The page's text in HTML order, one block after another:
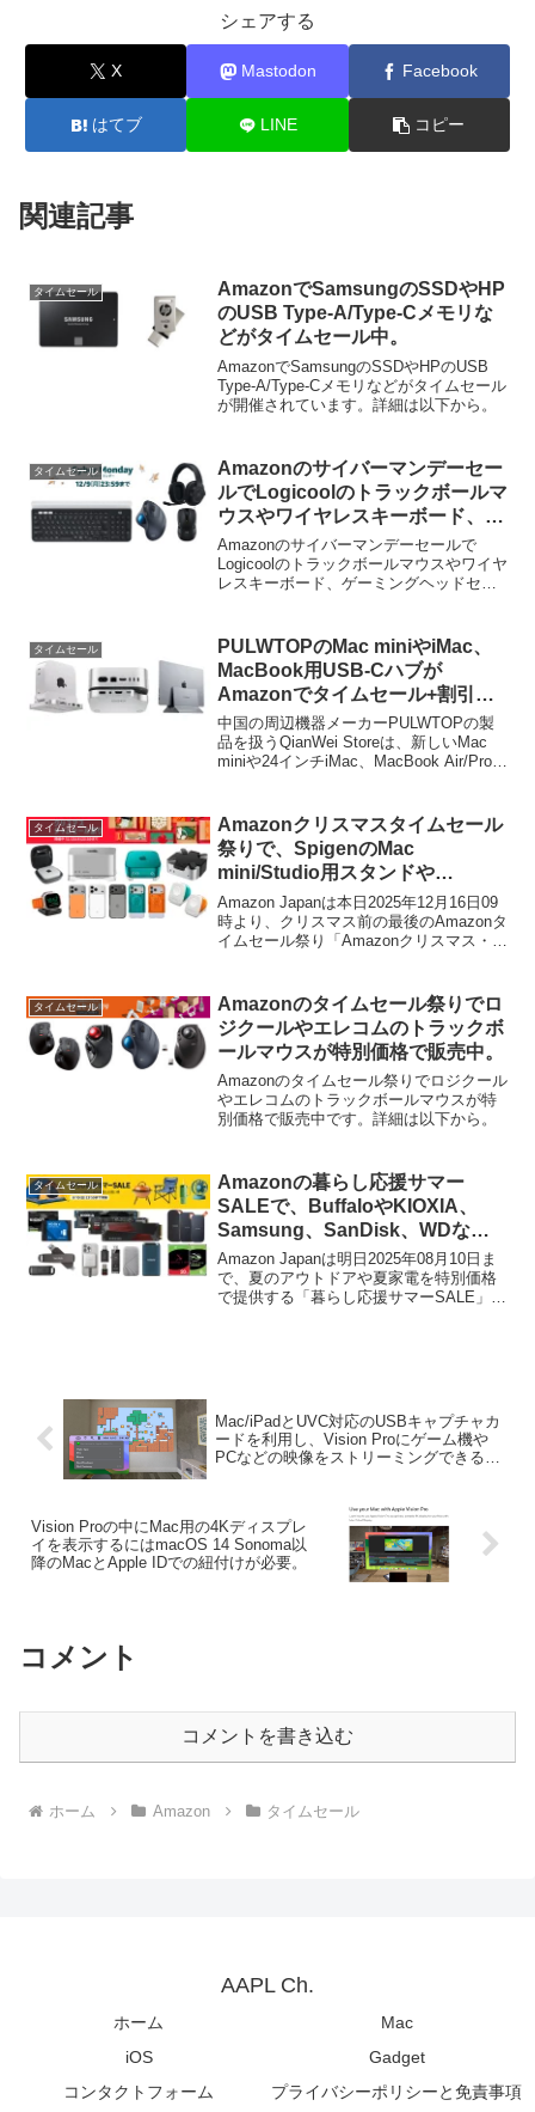
シェアする
X Mastodon Facebook
はてブ LINE コピー
関連記事
タイムセール
AmazonでSamsungのSSDやHP
のUSB Type-A/Type-Cメモリな
どがタイムセール中。
AmazonでSamsungのSSDやHPのUSB
Type-A/Type-Cメモリなどがタイムセール
が開催されています。詳細は以下から。
タイムセール
Amazonのサイバーマンデーセー
ルでLogicoolのトラックボールマ
ウスやワイヤレスキーボード、ゲ
ーミングヘッドセットなどがセー
ル中。
Amazonのサイバーマンデーセールで
Logicoolのトラックボールマウスやワイヤ
レスキーボード、ゲーミングヘッドセッ
タイムセール
PULWTOPのMac miniやiMac、
MacBook用USB-Cハブが
Amazonでタイムセール+割引ク
ーポン配布中。
中国の周辺機器メーカーPULWTOPの製
品を扱うQianWei Storeは、新しいMac
miniや24インチiMac、MacBook Air/Proに
するとともに、各USB-Cハブに
8~10%OFFの割引クーポンを配布してい
ます。
タイムセール
Amazonクリスマスタイムセール
祭りで、SpigenのMac
mini/Studio用スタンドや
MacBook Air/Pro、
iPhone/Apple Watch用ケースが
セール中。
Amazon Japanは本日2025年12月16日09
時より、クリスマス前の最後のAmazonタ
イムセール祭り「Amazonクリスマス・タ
品用アクセサリーがタイムセールとなっ
ています。
タイムセール
Amazonのタイムセール祭りでロ
ジクールやエレコムのトラックボ
ールマウスが特別価格で販売中。
Amazonのタイムセール祭りでロジクール
やエレコムのトラックボールマウスが特
別価格で販売中です。詳細は以下から。
タイムセール
Amazonの暮らし応援サマー
SALEで、BuffaloやKIOXIA、
Samsung、SanDisk、WDなど
のSSDやHDD、USBメモリが特
別価格で販売中。
Amazon Japanは明日2025年08月10日ま
で、夏のアウトドアや夏家電を特別価格
で提供する「暮らし応援サマーSALE」を
Mac/iPadとUVC対応のUSBキャプチャカ
ードを利用し、Vision Proにゲーム機や
PCなどの映像をストリーミングできるア
Vision Proの中にMac用の4Kディスプレ
イを表示するにはmacOS 14 Sonoma以
降のMacとApple IDでの紐付けが必要。
コメント
コメントを書き込む
ホーム Amazon タイムセール
AAPL Ch.
ホーム
Mac
iOS
Gadget
コンタクトフォーム
プライバシーポリシーと免責事項